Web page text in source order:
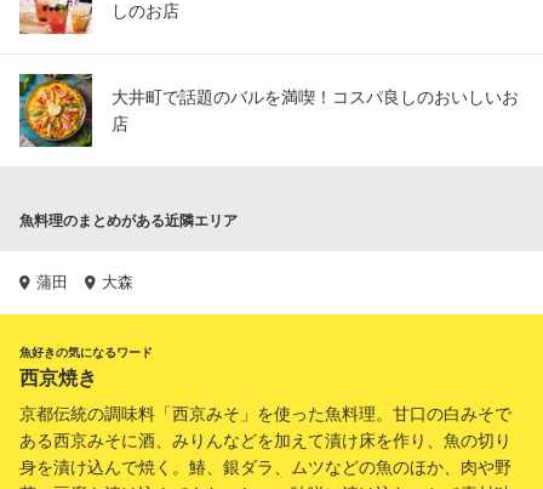
しのお店
大井町で話題のバルを満喫！コスパ良しのおいしいお
店
魚料理のまとめがある近隣エリア
蒲田 大森
魚好きの気になるワード
西京焼き
京都伝統の調味料「西京みそ」を使った魚料理。甘口の白みそで
ある西京みそに酒、みりんなどを加えて漬け床を作り、魚の切り
身を漬け込んで焼く。鰆、銀ダラ、ムツなどの魚のほか、肉や野